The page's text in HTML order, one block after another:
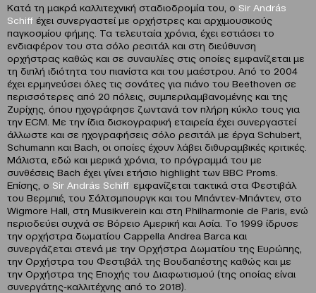
Κατά τη μακρά καλλιτεχνική σταδιοδρομία του, ο Sir András
Schiff έχει συνεργαστεί με ορχήστρες και αρχιμουσικούς
παγκοσμίου φήμης. Τα τελευταία χρόνια, έχει εστιάσει το
ενδιαφέρον του στα σόλο ρεσιτάλ και στη διεύθυνση
ορχήστρας καθώς και σε συναυλίες στις οποίες εμφανίζεται με
τη διπλή ιδιότητα του πιανίστα και του μαέστρου. Από το 2004
έχει ερμηνεύσει όλες τις σονάτες για πιάνο του Beethoven σε
περισσότερες από 20 πόλεις, συμπεριλαμβανομένης και της
Ζυρίχης, όπου ηχογράφησε ζωντανά τον πλήρη κύκλο τους για
την ECM. Με την ίδια δισκογραφική εταιρεία έχει συνεργαστεί
άλλωστε και σε ηχογραφήσεις σόλο ρεσιτάλ με έργα Schubert,
Schumann και Bach, οι οποίες έχουν λάβει διθυραμβικές κριτικές.
Μάλιστα, εδώ και μερικά χρόνια, το πρόγραμμά του με
συνθέσεις Bach έχει γίνει ετήσιο highlight των BBC Proms.
Επίσης, ο Sir András Schiff εμφανίζεται τακτικά στα Φεστιβάλ
του Βερμπιέ, του Σάλτσμπουργκ και του Μπάντεν-Μπάντεν, στο
Wigmore Hall, στη Musikverein και στη Philharmonie de Paris, ενώ
περιοδεύει συχνά σε Βόρειο Αμερική και Ασία. Το 1999 ίδρυσε
την ορχήστρα δωματίου Cappella Andrea Barca και
συνεργάζεται στενά με την Ορχήστρα Δωματίου της Ευρώπης,
την Ορχήστρα του Φεστιβάλ της Βουδαπέστης καθώς και με
την Ορχήστρα της Εποχής του Διαφωτισμού (της οποίας είναι
συνεργάτης-καλλιτέχνης από το 2018).